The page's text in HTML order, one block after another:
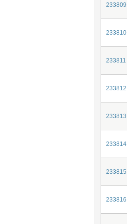
233809
233810
233811
233812
233813
233814
233815
233816